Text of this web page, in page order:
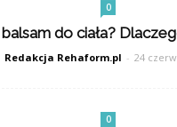
0
do ciała?
Redakcja Rehaform.pl - 24
0